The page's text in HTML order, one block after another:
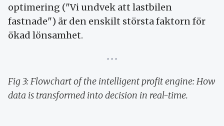
optimering ("Vi undvek att lastbilen
fastnade") är den enskilt största faktorn för
ökad lönsamhet.
Fig 3: Flowchart of the intelligent profit engine: How
data is transformed into decision in real-time.